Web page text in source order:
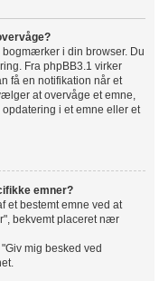
i din browser. Du
Fra phpBB3.1 virker
få en notifikation når et
at overvåge et emne,
i et emne eller et
emner?
et bestemt emne ved at
bekvemt placeret nær
mig besked ved